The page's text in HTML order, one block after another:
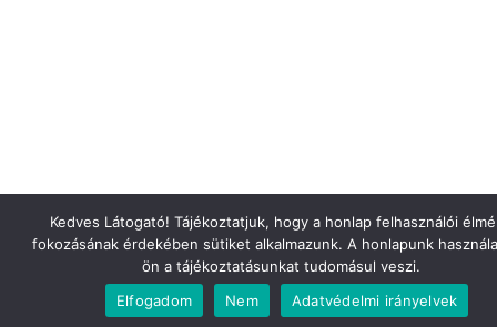
Kedves Látogató! Tájékoztatjuk, hogy a honlap felhasználói
fokozásának érdekében sütiket alkalmazunk. A honlapunk
ön a tájékoztatásunkat tudomásul veszi.
Elfogadom
Nem Adatvédelmi irányelvek